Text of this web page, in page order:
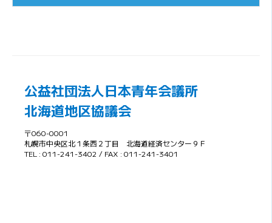
公益社団法人日本青年会議所
北海道地区協議会
〒060-0001
札幌市中央区北１条西２丁目 北海道経済センター９Ｆ
TEL : 011-241-3402 / FAX : 011-241-3401